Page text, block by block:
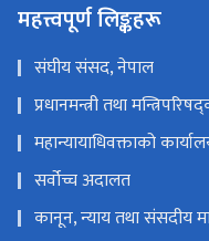
महत्त्वपूर्ण लिङ्कहरू
संघीय संसद, नेपाल
प्रधानमन्त्री तथा
महान्यायाधिवक्ताको
सर्वोच्च अदालत
कानून, न्याय तथा संसदीय